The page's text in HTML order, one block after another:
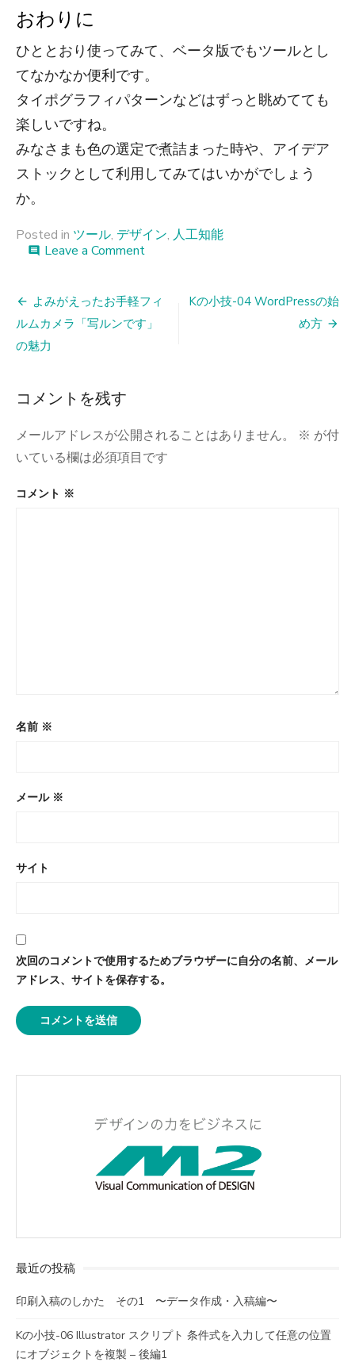
おわりに
ひととおり使ってみて、ベータ版でもツールとし
てなかなか便利です。
タイポグラフィパターンなどはずっと眺めてても
楽しいですね。
みなさまも色の選定で煮詰まった時や、アイデア
ストックとして利用してみてはいかがでしょう
か。
Posted in ツール, デザイン, 人工知能
comment Leave a Commenton
イ
ー
知
能
投
稿
ナ
ビ
ゲ
ー
シ
ョ
よみがえったお手軽フィ
ルムカメラ「写ルンです」
の魅力
Kの小技-04 WordPressの始
め方
コメントを残す
メールアドレスが公開されることはありません。 ※ が付
いている欄は必須項目です
コメント ※
名前 ※
メール ※
サイト
次回のコメントで使用するためブラウザーに自分の名前、メール
アドレス、サイトを保存する。
最近の投稿
印刷入稿のしかた その1 〜データ作成・入稿編〜
Kの小技-06 Illustrator スクリプト 条件式を入力して任意の位置
にオブジェクトを複製 – 後編1